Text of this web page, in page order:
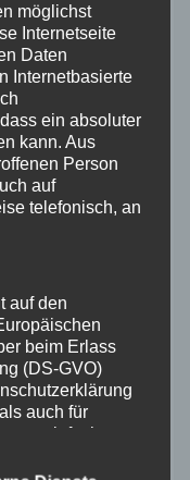
und
möglichst
Internetseite
Daten
Internetbasierte
ein absoluter
kann. Aus
Person
auf
telefonisch, an
auf den
beim Erlass
(DS-GVO)
auch für
einfach
die verwendeten